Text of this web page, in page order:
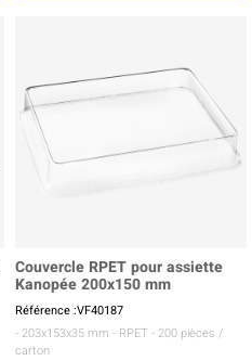
Couvercle RPET pour assiette
Kanopée 200x150 mm
Référence :VF40187
- 203x153x35 mm - RPET - 200 pièces /
carton